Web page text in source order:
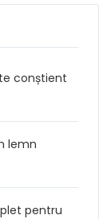
conștient
lemn
pentru